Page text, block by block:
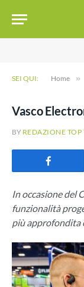
SEI QUI: Home »
Vasco
BY REDAZIONE TOP
In occasione del
funzionalità
più approfondita